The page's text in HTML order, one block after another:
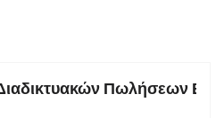
Πωλήσεων